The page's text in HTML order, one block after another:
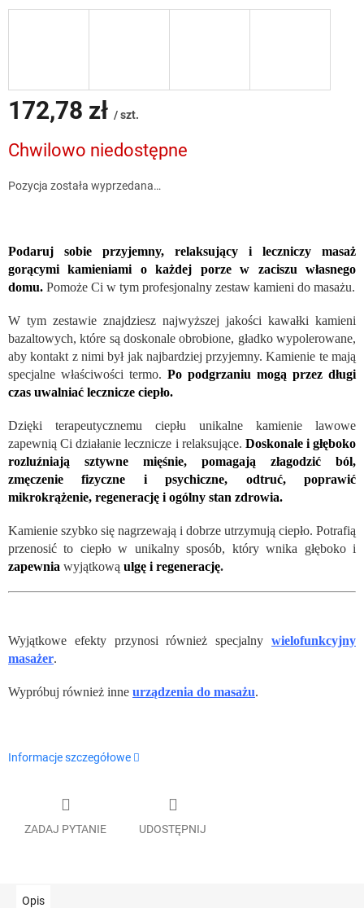
172,78 zł / szt.
jednostkowa:
Chwilowo niedostępne
Pozycja została wyprzedana…
Podaruj sobie przyjemny, relaksujący i leczniczy masaż
gorącymi kamieniami o każdej porze w zaciszu własnego
domu. Pomoże Ci w tym profesjonalny zestaw kamieni do masażu.
W tym zestawie znajdziesz najwyższej jakości kawałki kamieni
bazaltowych, które są doskonale obrobione, gładko wypolerowane,
aby kontakt z nimi był jak najbardziej przyjemny. Kamienie te mają
specjalne właściwości termo. Po podgrzaniu mogą przez długi
czas uwalniać lecznicze ciepło.
Dzięki terapeutycznemu ciepłu unikalne kamienie lawowe
zapewnią Ci działanie lecznicze i relaksujące. Doskonale i głęboko
rozluźniają sztywne mięśnie, pomagają złagodzić ból,
zmęczenie fizyczne i psychiczne, odtruć, poprawić
mikrokrążenie, regenerację i ogólny stan zdrowia.
Kamienie szybko się nagrzewają i dobrze utrzymują ciepło. Potrafią
przenosić to ciepło w unikalny sposób, który wnika głęboko i
zapewnia wyjątkową ulgę i regenerację.
Wyjątkowe efekty przynosi również specjalny wielofunkcyjny
masażer.
Wypróbuj również inne urządzenia do masażu.
Informacje szczegółowe
ZADAJ PYTANIE UDOSTĘPNIJ
Opis